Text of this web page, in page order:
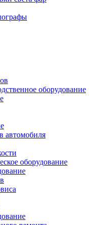
оборудование
автомобиля
оборудование